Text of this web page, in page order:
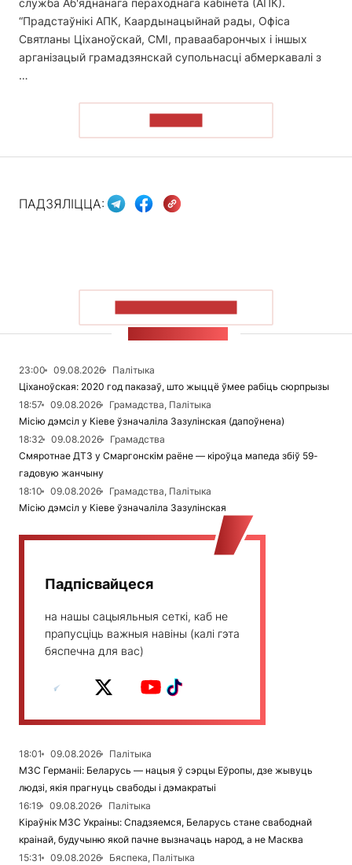
“Прадстаўнікі АПК, Каардынацыйнай рады, Офіса
Святланы Ціханоўскай, СМІ, праваабарончых і іншых
арганізацый грамадзянскай супольнасці абмеркавалі з
…
ПАДЗЯЛІЦЦА:
23:00 09.08.2026
Палітыка
Ціханоўская: 2020 год паказаў, што жыццё ўмее рабіць сюрпрызы
18:57
09.08.2026
Грамадства, Палітыка
Місію дэмсіл у Кіеве ўзначаліла Зазулінская (дапоўнена)
18:32
09.08.2026
Грамадства
Смяротнае ДТЗ у Смаргонскім раёне — кіроўца мапеда збіў 59-
гадовую жанчыну
18:10
09.08.2026
Грамадства, Палітыка
Місію дэмсіл у Кіеве ўзначаліла Зазулінская
Падпісвайцеся
на нашы сацыяльныя сеткі, каб не
прапусціць важныя навіны (калі гэта
бяспечна для вас)
18:01 09.08.2026
Палітыка
МЗС Германіі: Беларусь — нацыя ў сэрцы Еўропы, дзе жывуць
людзі, якія прагнуць свабоды і дэмакратыі
16:19
09.08.2026
Палітыка
Кіраўнік МЗС Украіны: Спадзяемся, Беларусь стане свабоднай
краінай, будучыню якой пачне вызначаць народ, а не Масква
15:31
09.08.2026
Бяспека, Палітыка